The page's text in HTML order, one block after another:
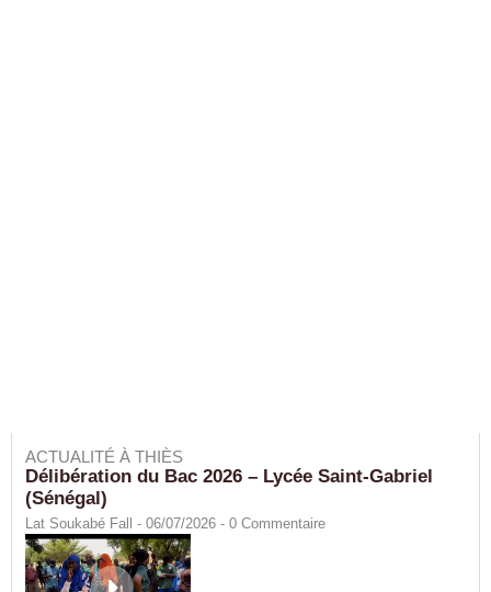
ACTUALITÉ À THIÈS
Délibération du Bac 2026 – Lycée Saint-Gabriel
(Sénégal)
Lat Soukabé Fall - 06/07/2026 - 0 Commentaire